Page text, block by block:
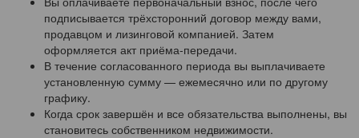
подписывается трёхсторонний договор между вами,
продавцом и лизинговой компанией. Затем
оформляется акт приёма-передачи.
В течение согласованного периода вы выплачиваете
установленную сумму — ежемесячно или по другому
графику.
Когда срок завершён и все обязательства выполнены, вы
становитесь собственником недвижимости.